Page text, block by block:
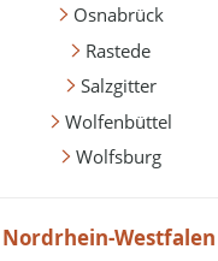
Osnabrück
Rastede
Salzgitter
Wolfenbüttel
Wolfsburg
Nordrhein-Westfalen